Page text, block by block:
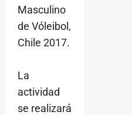
Masculino
de Vóleibol,
Chile 2017.
La
actividad
se realizará